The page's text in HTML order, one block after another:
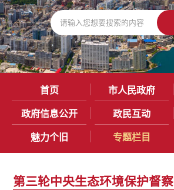
首页 市人民政府
政府信息公开 政民互动
魅力个旧 专题栏目
第三轮中央生态环境保护督察